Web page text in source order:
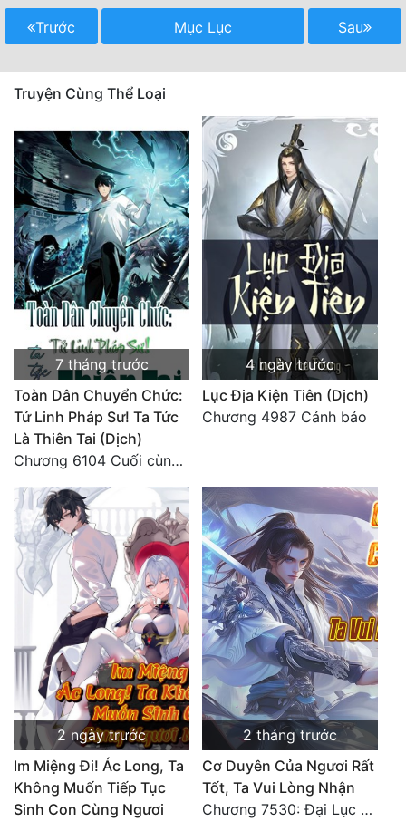
Trước Mục Lục Sau
Truyện Cùng Thể Loại
7 tháng trước
Toàn Dân Chuyển Chức:
Tử Linh Pháp Sư! Ta Tức
Là Thiên Tai (Dịch)
Chương 6104 Cuối cùng (HẾT)
4 ngày trước
Lục Địa Kiện Tiên (Dịch)
Chương 4987 Cảnh báo
2 ngày trước
Im Miệng Đi! Ác Long, Ta
Không Muốn Tiếp Tục
Sinh Con Cùng Ngươi
2 tháng trước
Cơ Duyên Của Ngươi Rất
Tốt, Ta Vui Lòng Nhận
Chương 7530: Đại Lục Khởi Nguyên – Kiến Thành 71